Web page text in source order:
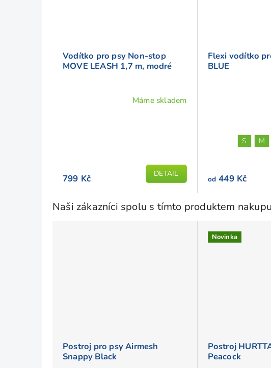
Vodítko pro psy Non-stop
MOVE LEASH 1,7 m, modré
Máme skladem
799 Kč DETAIL
Flexi vodítko
BLUE
od449 Kč
S M
Naši zákazníci spolu s tímto produktem
Postroj pro psy Airmesh
Snappy Black
Novinka
Postroj
Peacock